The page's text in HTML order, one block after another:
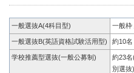
一般選抜A(4科目型) 一般枠
一般選抜B(英語資格試験活用型) 約10名
学校推薦型選抜(一般公募制)
約23
別選抜